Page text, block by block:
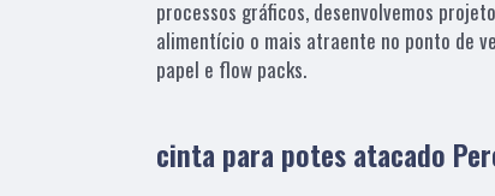
processos gráficos, desenvolvemos
alimentício o mais atraente no ponto de
papel e flow packs.
cinta para potes atacado